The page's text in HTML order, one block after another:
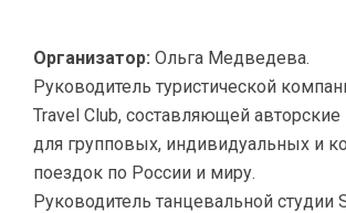
Организатор: Ольга Медведева.
Руководитель туристической
Travel Club, составляющей
для групповых, индивидуальных и
поездок по России и миру.
Руководитель танцевальной студии